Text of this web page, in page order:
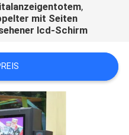
,
mit Seiten
lcd-Schirm